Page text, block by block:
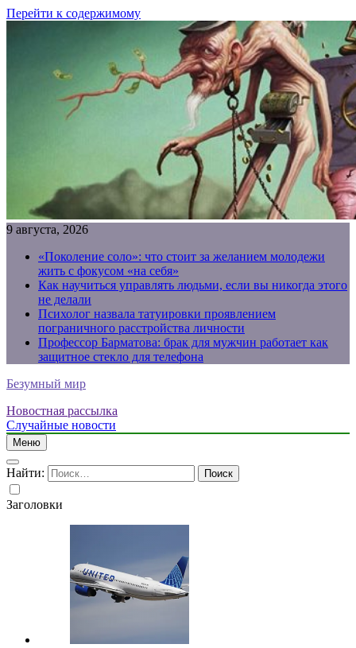
Перейти к содержимому
9 августа, 2026
«Поколение соло»: что стоит за желанием молодежи
жить с фокусом «на себя»
Как научиться управлять людьми, если вы никогда этого
не делали
Психолог назвала татуировки проявлением
пограничного расстройства личности
Профессор Барматова: брак для мужчин работает как
защитное стекло для телефона
Безумный мир
Новостная рассылка
Случайные новости
Меню
Найти:
Заголовки